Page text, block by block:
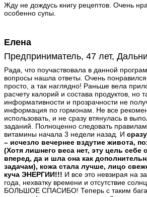
Жду не дождусь книгу рецептов. Очень
особенно супы.
Елена
Предприниматель, 47 лет,
Рада, что поучаствовала в данной
вопросы нашла ответы. Очень
просто, а так наглядно! Раньше вела
расчету калорий и состава продуктов, но
информативности и прозрачности не
информация по гормонам. Не все
использовать, и не сразу втянулась в
заданий. Полноценно следовать
витамины начала 3 недели назад. И
– исчезло вечернее вздутие живота,
(Хотя лишнего веса нет, эту цель себе
вперед, да и шла она как
задачам), кожа стала лучше, лицо
куча ЭНЕРГИИ!!! И все это невзирая на
года, нехватку времени и отсутствие
БОЛЬШОЕ СПАСИБО! Теперь с таким